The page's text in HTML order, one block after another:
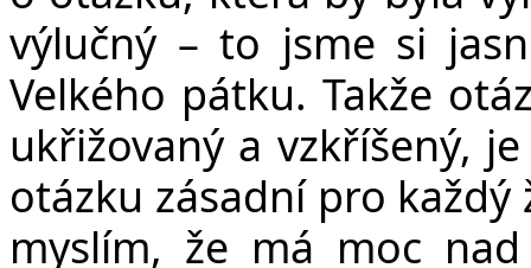
výlučný – to jsme si
Velkého pátku. Takže
ukřižovaný a vzkříšený,
otázku zásadní pro
myslím, že má moc